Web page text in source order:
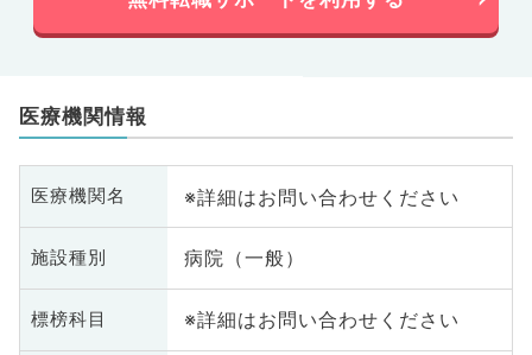
医療機関情報
医療機関名 ※詳細はお問い合わせください
施設種別 病院（一般）
標榜科目 ※詳細はお問い合わせください